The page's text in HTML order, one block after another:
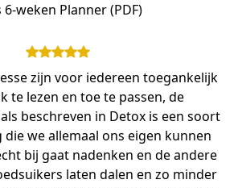
weken Planner (PDF)
zijn voor iedereen toegankelijk
te lezen en toe te passen, de
beschreven in Detox is een soort
we allemaal ons eigen kunnen
bij gaat nadenken en de andere
laten dalen en zo minder